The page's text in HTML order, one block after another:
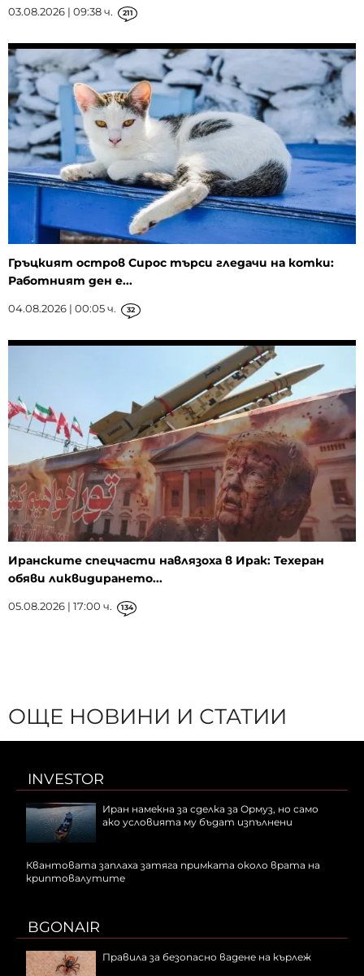
03.08.2026 | 09:38 ч. 211
Гръцкият остров Сирос търси гледачи на котки:
Работният ден е...
04.08.2026 | 00:05 ч. 32
Иранските спецчасти навлязоха в Ирак: Техеран
обяви ликвидирането...
05.08.2026 | 17:00 ч. 134
ОЩЕ НОВИНИ И СТАТИИ
INVESTOR
Иран намекна за сделка за Ормуз, но само
ако условията му бъдат изпълнени
Квантовата заплаха затяга примката около врата на
криптовалутите
BGONAIR
Правила за безопасно вадене на кърлеж